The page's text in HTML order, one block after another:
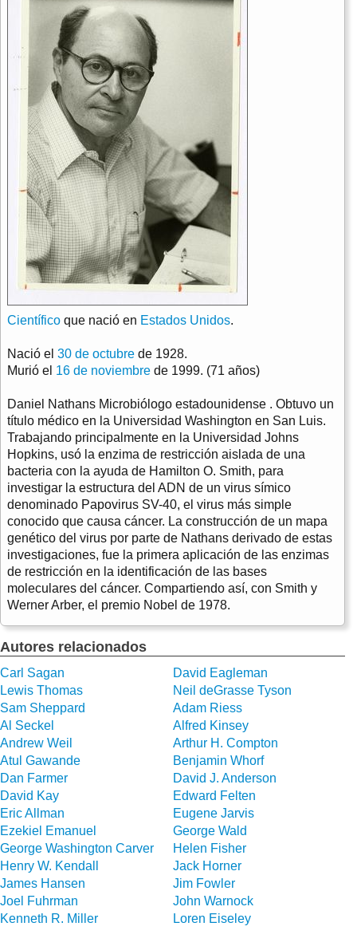
Científico que nació en Estados Unidos.
Nació el 30 de octubre de 1928.
Murió el 16 de noviembre de 1999. (71 años)
Daniel Nathans Microbiólogo estadounidense . Obtuvo un
título médico en la Universidad Washington en San Luis.
Trabajando principalmente en la Universidad Johns
Hopkins, usó la enzima de restricción aislada de una
bacteria con la ayuda de Hamilton O. Smith, para
investigar la estructura del ADN de un virus símico
denominado Papovirus SV-40, el virus más simple
conocido que causa cáncer. La construcción de un mapa
genético del virus por parte de Nathans derivado de estas
investigaciones, fue la primera aplicación de las enzimas
de restricción en la identificación de las bases
moleculares del cáncer. Compartiendo así, con Smith y
Werner Arber, el premio Nobel de 1978.
Autores relacionados
Carl Sagan
David Eagleman
Lewis Thomas
Neil deGrasse Tyson
Sam Sheppard
Adam Riess
Al Seckel
Alfred Kinsey
Andrew Weil
Arthur H. Compton
Atul Gawande
Benjamin Whorf
Dan Farmer
David J. Anderson
David Kay
Edward Felten
Eric Allman
Eugene Jarvis
Ezekiel Emanuel
George Wald
George Washington Carver
Helen Fisher
Henry W. Kendall
Jack Horner
James Hansen
Jim Fowler
Joel Fuhrman
John Warnock
Kenneth R. Miller
Loren Eiseley